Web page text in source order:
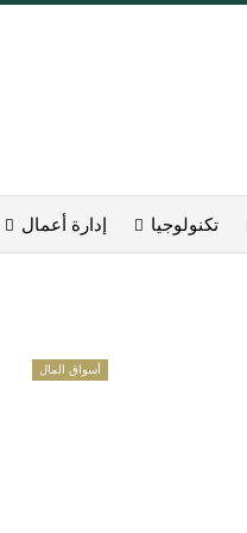
تكنولوجيا إدارة أعمال
أسواق المال